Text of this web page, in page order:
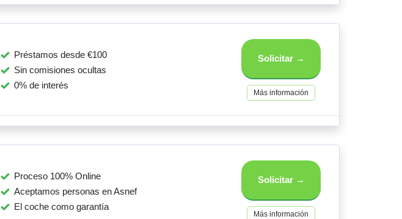
Préstamos desde €100
Sin comisiones ocultas
0% de interés
Solicitar →
Más información
Proceso 100% Online
Aceptamos personas en Asnef
El coche como garantía
Solicitar →
Más información